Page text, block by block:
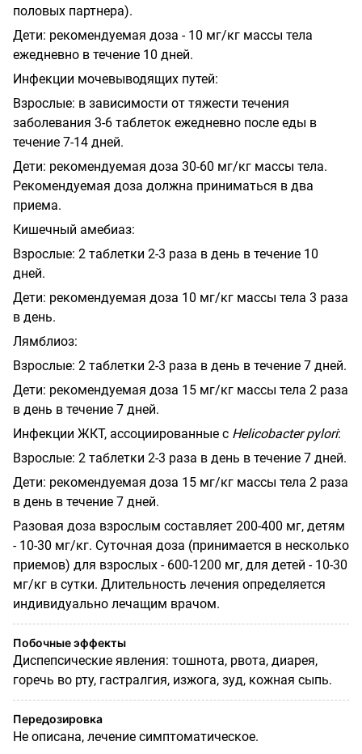
половых партнера).
Дети: рекомендуемая доза - 10 мг/кг массы тела
ежедневно в течение 10 дней.
Инфекции мочевыводящих путей:
Взрослые: в зависимости от тяжести течения
заболевания 3-6 таблеток ежедневно после еды в
течение 7-14 дней.
Дети: рекомендуемая доза 30-60 мг/кг массы тела.
Рекомендуемая доза должна приниматься в два
приема.
Кишечный амебиаз:
Взрослые: 2 таблетки 2-3 раза в день в течение 10
дней.
Дети: рекомендуемая доза 10 мг/кг массы тела 3 раза
в день.
Лямблиоз:
Взрослые: 2 таблетки 2-3 раза в день в течение 7 дней.
Дети: рекомендуемая доза 15 мг/кг массы тела 2 раза
в день в течение 7 дней.
Инфекции ЖКТ, ассоциированные с Helicobacter pylori:
Взрослые: 2 таблетки 2-3 раза в день в течение 7 дней.
Дети: рекомендуемая доза 15 мг/кг массы тела 2 раза
в день в течение 7 дней.
Разовая доза взрослым составляет 200-400 мг, детям
- 10-30 мг/кг. Суточная доза (принимается в несколько
приемов) для взрослых - 600-1200 мг, для детей - 10-30
мг/кг в сутки. Длительность лечения определяется
индивидуально лечащим врачом.
Побочные эффекты
Диспепсические явления: тошнота, рвота, диарея,
горечь во рту, гастралгия, изжога, зуд, кожная сыпь.
Передозировка
Не описана, лечение симптоматическое.